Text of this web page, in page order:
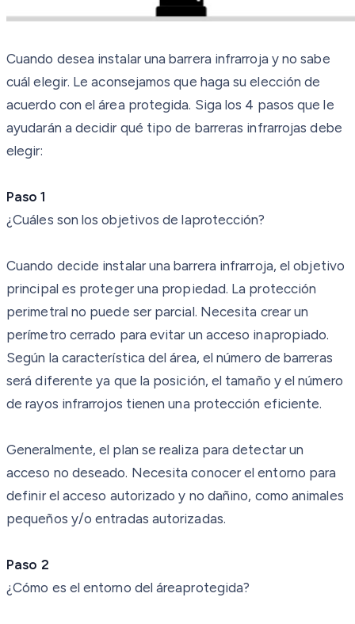
Cuando desea instalar una barrera infrarroja y no sabe
cuál elegir. Le aconsejamos que haga su elección de
acuerdo con el área protegida. Siga los 4 pasos que le
ayudarán a decidir qué tipo de barreras infrarrojas debe
elegir:
Paso1
¿Cuáles son los objetivos de laprotección?
Cuando decide instalar una barrera infrarroja, el objetivo
principal es proteger una propiedad. La protección
perimetral no puede ser parcial. Necesita crear un
perímetro cerrado para evitar un acceso inapropiado.
Según la característica del área, el número de barreras
será diferente ya que la posición, el tamaño y el número
de rayos infrarrojos tienen una protección eficiente.
Generalmente, el plan se realiza para detectar un
acceso no deseado. Necesita conocer el entorno para
definir el acceso autorizado y no dañino, como animales
pequeños y/o entradas autorizadas.
Paso 2
¿Cómo es el entorno del áreaprotegida?